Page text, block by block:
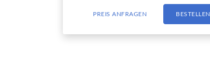
PREIS ANFRAGEN BESTELLEN